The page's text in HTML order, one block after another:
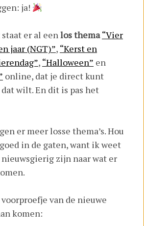
ja!
er al eenlos thema“Vier
jaar (NGT)”, “Kerst en
, “Halloween” en
online, dat je direct kunt
wilt. En dit is pas het
er meer losse thema’s. Hou
in de gaten, want ik weet
zijn naar wat er
van de nieuwe
komen: